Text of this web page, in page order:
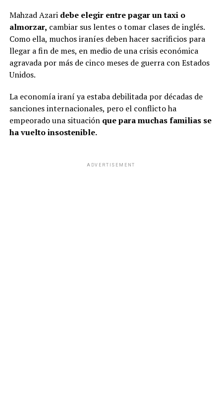
Mahzad Azari debe elegir entre pagar un taxi o
almorzar, cambiar sus lentes o tomar clases de inglés.
Como ella, muchos iraníes deben hacer sacrificios para
llegar a fin de mes, en medio de una crisis económica
agravada por más de cinco meses de guerra con Estados
Unidos.
La economía iraní ya estaba debilitada por décadas de
sanciones internacionales, pero el conflicto ha
empeorado una situación que para muchas familias se
ha vuelto insostenible.
ADVERTISEMENT